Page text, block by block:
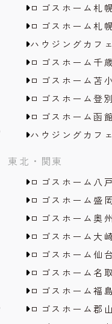
ロゴスホーム札
ロゴスホーム札
ハウジングカフ
ロゴスホーム千
ロゴスホーム苫
ロゴスホーム登
ロゴスホーム函
ハウジングカフ
東北・関東
ロゴスホーム八戸
ロゴスホーム盛
ロゴスホーム奥州
ロゴスホーム大
ロゴスホーム仙
ロゴスホーム名取
ロゴスホーム福島
ロゴスホーム郡山